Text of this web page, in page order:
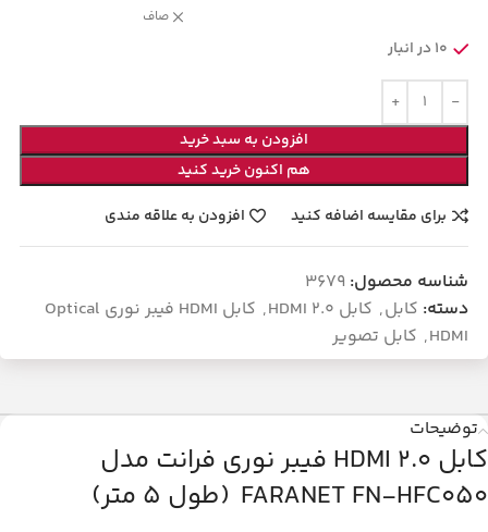
صاف
10 در انبار
افزودن به سبد خرید
هم اکنون خرید کنید
برای مقایسه اضافه کنید
افزودن به علاقه مندی
شناسه محصول: 3679
دسته: کابل, کابل HDMI 2.0 ,
کابل HDMI فیبر نوری Optical
HDMI
, کابل تصویر
توضیحات
کابل HDMI 2.0 فیبر نوری فرانت مدل
FARANET FN-HFC050 (طول 5 متر)